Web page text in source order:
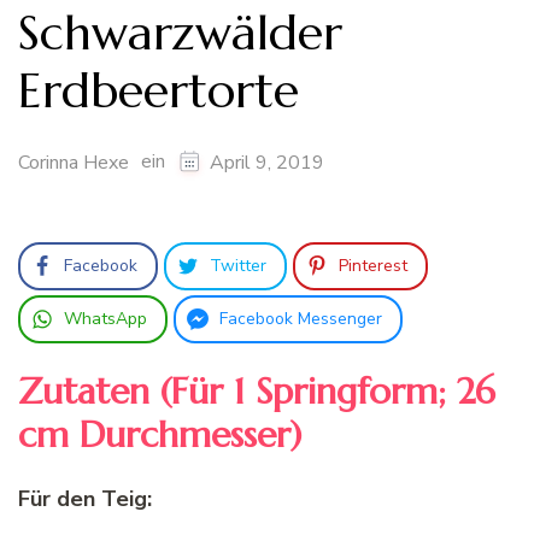
Schwarzwälder
Erdbeertorte
Corinna Hexe ein April 9, 2019
Facebook Twitter Pinterest
WhatsApp Facebook Messenger
Zutaten (Für 1 Springform; 26
cm Durchmesser)
Für den Teig: